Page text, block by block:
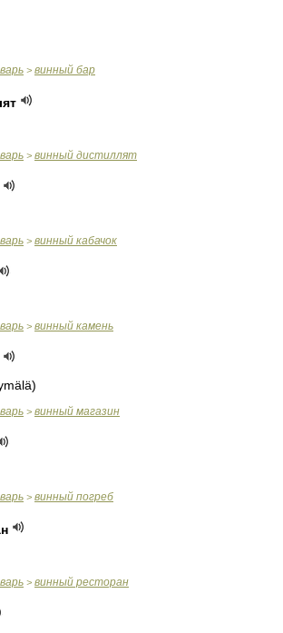
> винный бар
> винный дистиллят
> винный кабачок
> винный камень
> винный магазин
> винный погреб
> винный ресторан